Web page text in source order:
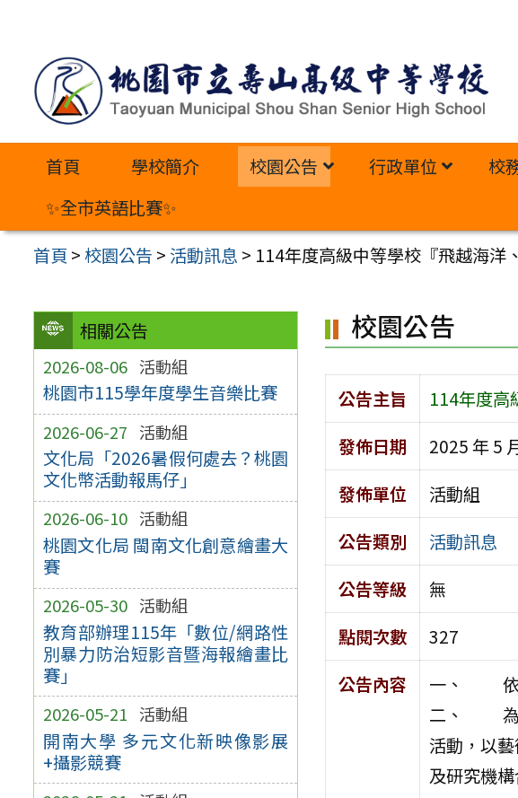
內
首頁 學校簡介 校園公告 行政單位 校
✨全市英語比賽✨
首頁 >校園公告 > 活動訊息 > 114年度高級中等學校『飛越海洋
相關公告
2026-08-06 活動組
桃園市115學年度學生音樂比賽
2026-06-27 活動組
文化局「2026暑假何處去？桃園
文化幣活動報馬仔」
2026-06-10 活動組
桃園文化局 閩南文化創意繪畫大
賽
2026-05-30 活動組
教育部辦理115年「數位/網路性
別暴力防治短影音暨海報繪畫比
賽」
2026-05-21 活動組
開南大學 多元文化新映像影展
+攝影競賽
校園公告
公告主旨
114年度高
發佈日期
2025 年 5
發佈單位
活動組
公告類別
活動訊息
公告等級
無
點閱次數
327
公告內容
一、 依據
二、 為培
活動，以
及研究機構